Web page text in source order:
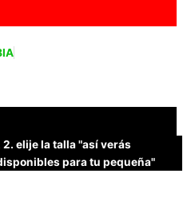
elije la talla "así verás
para tu pequeña"